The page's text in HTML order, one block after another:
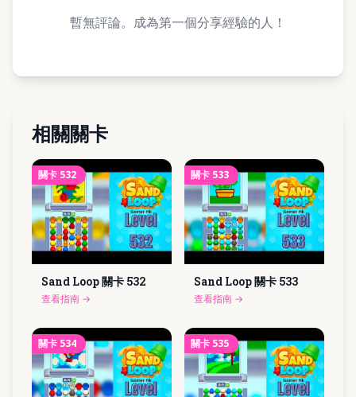
暫無評論。成為第一個分享經驗的人！
相關關卡
關卡 532
Sand Loop 關卡 532
查看指南 →
關卡 533
Sand Loop 關卡 533
查看指南 →
關卡 534 關卡 535